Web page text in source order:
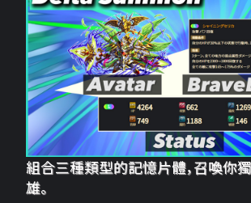
組合三種類型的記憶片體，召喚你
雄。